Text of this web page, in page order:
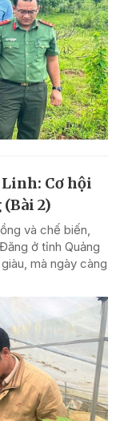
Cơ hội
2)
và chế biến,
ở tỉnh Quảng
mà ngày càng